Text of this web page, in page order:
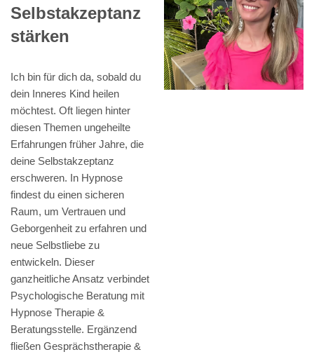
Selbstakzeptanz
stärken
Ich bin für dich da, sobald du
dein Inneres Kind heilen
möchtest. Oft liegen hinter
diesen Themen ungeheilte
Erfahrungen früher Jahre, die
deine Selbstakzeptanz
erschweren. In Hypnose
findest du einen sicheren
Raum, um Vertrauen und
Geborgenheit zu erfahren und
neue Selbstliebe zu
entwickeln. Dieser
ganzheitliche Ansatz verbindet
Psychologische Beratung mit
Hypnose Therapie &
Beratungsstelle. Ergänzend
fließen Gesprächstherapie &